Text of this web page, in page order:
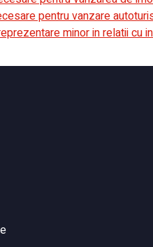
pentru vanzare
minor in relatii cu